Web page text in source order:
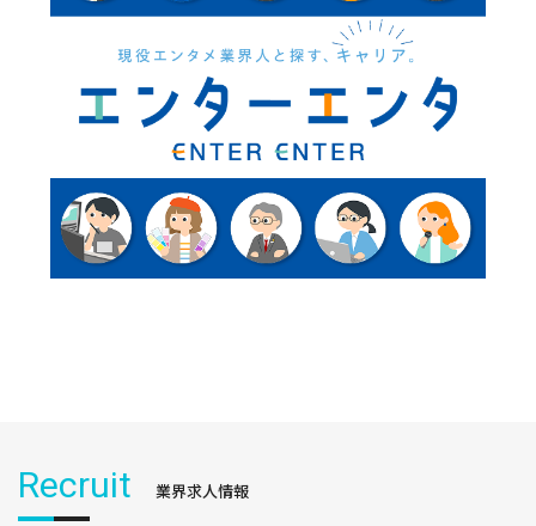
Recruit 業界求人情報